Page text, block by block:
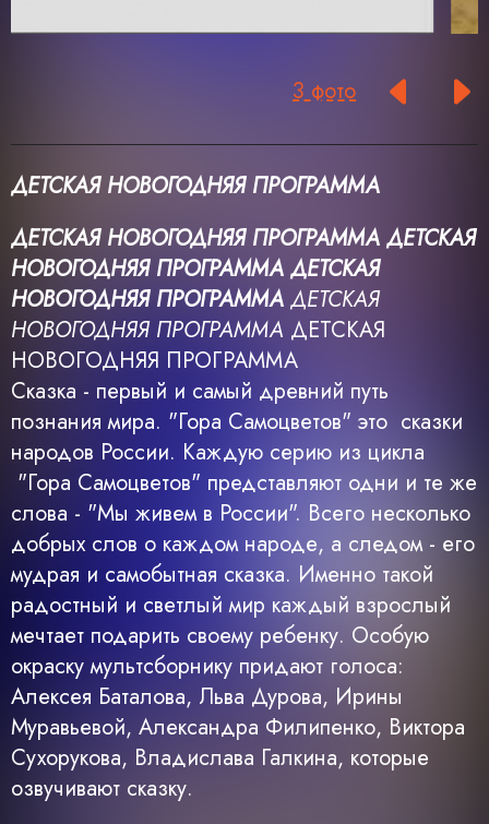
3 фото
ДЕТСКАЯ НОВОГОДНЯЯ ПРОГРАММА
ДЕТСКАЯ НОВОГОДНЯЯ ПРОГРАММА ДЕТСКАЯ
НОВОГОДНЯЯ ПРОГРАММА ДЕТСКАЯ
НОВОГОДНЯЯ ПРОГРАММА ДЕТСКАЯ
НОВОГОДНЯЯ ПРОГРАММА ДЕТСКАЯ
НОВОГОДНЯЯ ПРОГРАММА
Сказка - первый и самый древний путь
познания мира. "Гора Самоцветов" это сказки
народов России. Каждую серию из цикла
"Гора Самоцветов" представляют одни и те же
слова - "Мы живем в России". Всего несколько
добрых слов о каждом народе, а следом - его
мудрая и самобытная сказка. Именно такой
радостный и светлый мир каждый взрослый
мечтает подарить своему ребенку. Особую
окраску мультсборнику придают голоса:
Алексея Баталова, Льва Дурова, Ирины
Муравьевой, Александра Филипенко, Виктора
Сухорукова, Владислава Галкина, которые
озвучивают сказку.